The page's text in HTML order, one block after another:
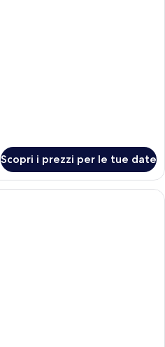
Scopri i prezzi per le tue date